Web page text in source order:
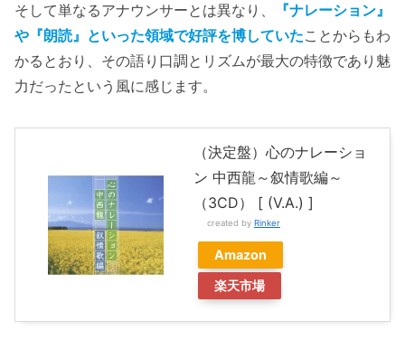
そして単なるアナウンサーとは異なり、
『ナレーション』
や『朗読』といった領域で好評を博していたことからもわ
かるとおり、その語り口調とリズムが最大の特徴であり魅
力だったという風に感じます。
（決定盤）心のナレーショ
ン 中西龍～叙情歌編～
（3CD） [ (V.A.) ]
created by Rinker
Amazon
楽天市場